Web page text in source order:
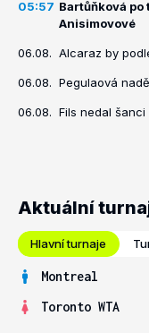
05:57 Bartůňková
Anisimovové
06.08. Alcaraz by
06.08. Pegulaová
06.08. Fils nedal šanci
Aktuální
Hlavní turnaje
Montreal
Toronto WTA